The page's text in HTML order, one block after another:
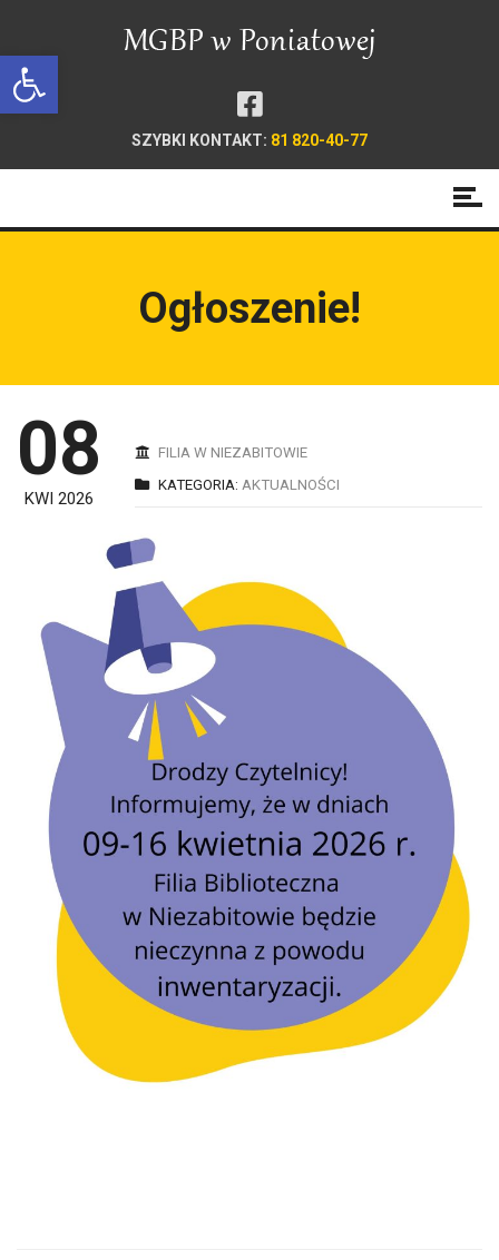
Open toolbar
SZYBKI KONTAKT: 81 820-40-77
Ogłoszenie!
08
KWI 2026
FILIA W NIEZABITOWIE
KATEGORIA: AKTUALNOŚCI